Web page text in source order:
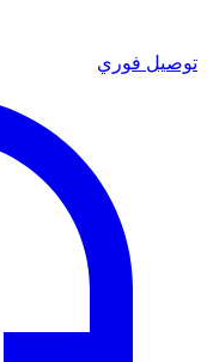
توصيل فوري